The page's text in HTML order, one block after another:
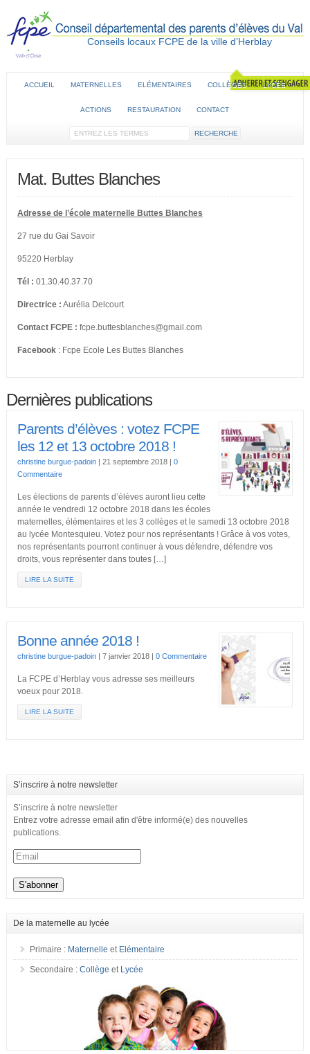
Conseils locaux FCPE de la ville d’Herblay
ACCUEIL MATERNELLES ELÉMENTAIRES COLLÈGES LYCÉE
ACTIONS RESTAURATION CONTACT
Mat. Buttes Blanches
Adresse de l’école maternelle Buttes Blanches
27 rue du Gai Savoir
95220 Herblay
Tél : 01.30.40.37.70
Directrice : Aurélia Delcourt
Contact FCPE : fcpe.buttesblanches@gmail.com
Facebook: Fcpe Ecole Les Buttes Blanches
Dernières publications
Parents d’élèves : votez FCPE
les 12 et 13 octobre 2018 !
christine burgue-padoin| 21 septembre 2018 | 0
Commentaire
Les élections de parents d’élèves auront lieu cette
année le vendredi 12 octobre 2018 dans les écoles
maternelles, élémentaires et les 3 collèges et le samedi 13 octobre 2018
au lycée Montesquieu. Votez pour nos représentants ! Grâce à vos votes,
nos représentants pourront continuer à vous défendre, défendre vos
droits, vous représenter dans toutes […]
LIRE LA SUITE
Bonne année 2018 !
christine burgue-padoin| 7 janvier 2018 | 0 Commentaire
La FCPE d’Herblay vous adresse ses meilleurs
voeux pour 2018.
LIRE LA SUITE
S’inscrire à notre newsletter
S’inscrire à notre newsletter
Entrez votre adresse email afin d'être informé(e) des nouvelles
publications.
De la maternelle au lycée
Primaire : Maternelle et Elémentaire
Secondaire : Collège et Lycée